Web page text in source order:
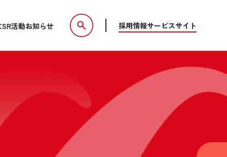
活動お知らせ 採用情報サービスサイト